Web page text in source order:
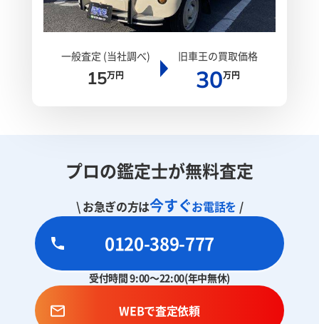
一般査定 (当社調べ)
15万円
旧車王の買取価格
30万円
プロの鑑定士が無料査定
\ お急ぎの方は今すぐお電話を /
0120-389-777
受付時間 9:00～22:00(年中無休)
WEBで査定依頼